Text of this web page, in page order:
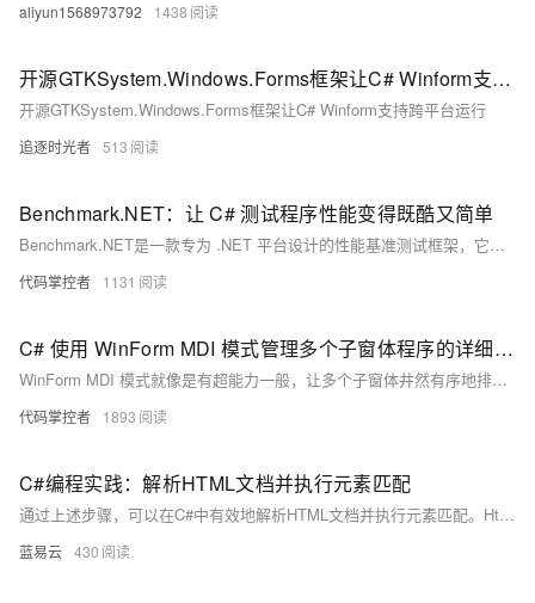
aliyun1568973792 1438
开源GTKSystem.Windows.Forms框架让C# Winform支持跨平台运行
开源GTKSystem.Windows.Forms框架让C# Winform支持跨平台运行
追逐时光者 513
Benchmark.NET：让 C# 测试程序性能变得既酷又简单
Benchmark.NET是一款专为 .NET 平台设计的性能基准测试框架，它可以帮助你测量代码的执行时间、内存使用情况等性能指标。它就像是你代码的 "健身教练"，帮助你找到瓶颈，优化性能，让你的应用跑得更快、更稳！希望这个小教程能让你在追求高性能的路上越走越远，享受编程带来的无限乐趣！
代码掌控者 1131
C# 使用 WinForm MDI 模式管理多个子窗体程序的详细步骤
WinForm MDI 模式就像是有超能力一般，让多个子窗体井然有序地排列在一个主窗体之下，既美观又实用。不过，也要小心管理好子窗体们的生命周期哦，否则一不小心就会出现一些意想不到的小bug
代码掌控者 1893
C#编程实践：解析HTML文档并执行元素匹配
通过上述步骤，可以在C#中有效地解析HTML文档并执行元素匹配。HtmlAgilityPack提供了一个强大而灵活的工具集，可以处理各种HTML解析任务。
蓝易云 430